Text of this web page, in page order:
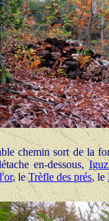
chemin sort de la
en-dessous,
, leTrèfle des prés, le